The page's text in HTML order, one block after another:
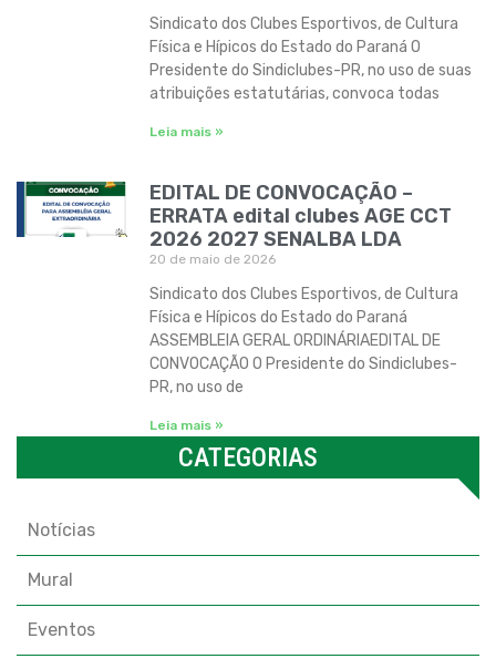
Sindicato dos Clubes Esportivos, de Cultura
Física e Hípicos do Estado do Paraná O
Presidente do Sindiclubes-PR, no uso de suas
atribuições estatutárias, convoca todas
Leia mais »
EDITAL DE CONVOCAÇÃO –
ERRATA edital clubes AGE CCT
2026 2027 SENALBA LDA
20 de maio de 2026
Sindicato dos Clubes Esportivos, de Cultura
Física e Hípicos do Estado do Paraná
ASSEMBLEIA GERAL ORDINÁRIAEDITAL DE
CONVOCAÇÃO O Presidente do Sindiclubes-
PR, no uso de
Leia mais »
CATEGORIAS
Notícias
Mural
Eventos